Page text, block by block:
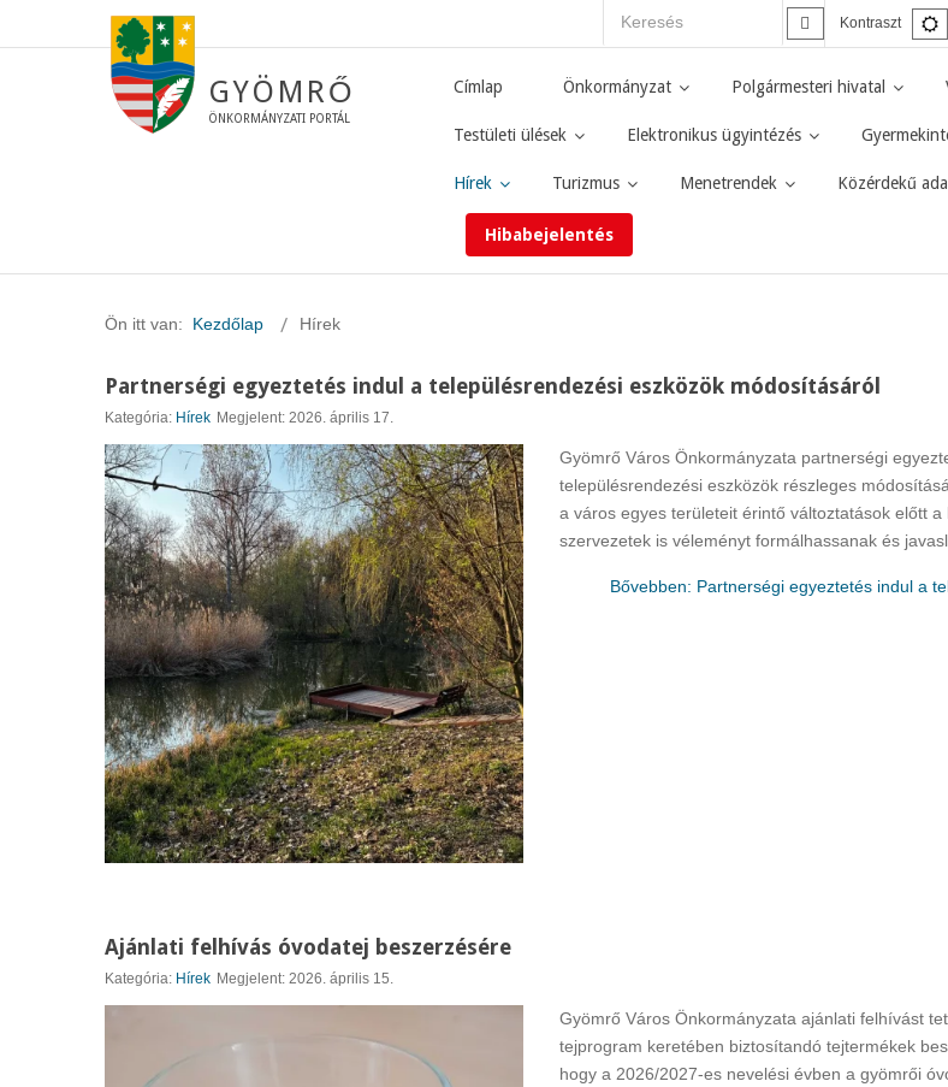
Kontraszt
GYÖMRŐ
ÖNKORMÁNYZATI PORTÁL
Címlap Önkormányzat Polgármesteri hivatal
Testületi ülések Elektronikus ügyintézés
Hírek Turizmus Menetrendek Közérdekű
Hibabejelentés
Ön itt van: Kezdőlap Hírek
Partnerségi egyeztetés indul a településrendezési eszközök módosításáról
Kategória: Hírek Megjelent: 2026. április 17.
Gyömrő Város Önkormányzata partnerségi
településrendezési eszközök részleges
a város egyes területeit érintő változtatások előtt
szervezetek is véleményt formálhassanak és
Bővebben: Partnerségi egyeztetés indul a
Ajánlati felhívás óvodatej beszerzésére
Kategória: Hírek Megjelent: 2026. április 15.
Gyömrő Város Önkormányzata ajánlati felhívást
tejprogram keretében biztosítandó tejtermékek
hogy a 2026/2027-es nevelési évben a gyömrői